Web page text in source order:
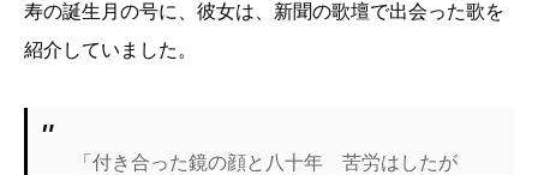
寿の誕生月の号に、彼女は、新聞の歌壇で出会った歌を
紹介していました。
「付き合った鏡の顔と八十年 苦労はしたが